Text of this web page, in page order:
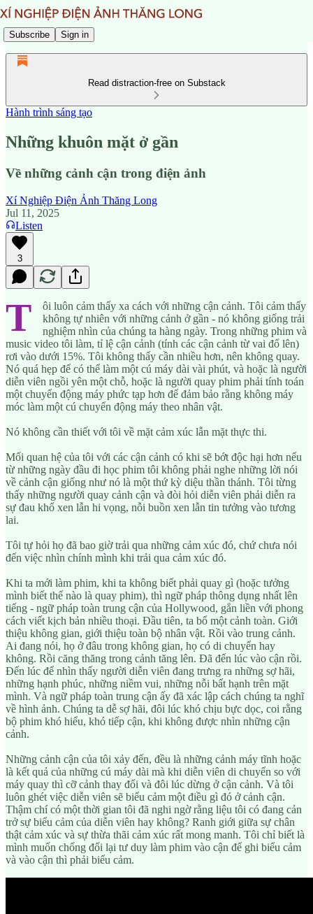
Subscribe Sign in
Read distraction-free on Substack
Hành trình sáng tạo
Những khuôn mặt ở gần
Về những cảnh cận trong điện ảnh
Xí Nghiệp Điện Ảnh Thăng Long
Jul 11, 2025
Listen
3
T
ôi luôn cảm thấy xa cách với những cận cảnh. Tôi cảm thấy
không tự nhiên với những cảnh ở gần - nó không giống trải
nghiệm nhìn của chúng ta hàng ngày. Trong những phim và
music video tôi làm, tỉ lệ cận cảnh (tính các cận cảnh từ vai đổ lên)
rơi vào dưới 15%. Tôi không thấy cần nhiều hơn, nên không quay.
Nó quá hẹp để có thể làm một cú máy dài vài phút, và hoặc là người
diễn viên ngồi yên một chỗ, hoặc là người quay phim phải tính toán
một chuyển động máy phức tạp hơn để đảm bảo rằng không máy
móc làm một cú chuyển động máy theo nhân vật.
Nó không cần thiết với tôi về mặt cảm xúc lẫn mặt thực thi.
Mối quan hệ của tôi với các cận cảnh có khi sẽ bớt độc hại hơn nếu
từ những ngày đầu đi học phim tôi không phải nghe những lời nói
về cảnh cận giống như nó là một thứ kỳ diệu thần thánh. Tôi từng
thấy những người quay cảnh cận và đòi hỏi diễn viên phải diễn ra
sự đau khổ xen lẫn hi vọng, nỗi buồn xen lẫn tin tưởng vào tương
lai.
Tôi tự hỏi họ đã bao giờ trải qua những cảm xúc đó, chứ chưa nói
đến việc nhìn chính mình khi trải qua cảm xúc đó.
Khi ta mới làm phim, khi ta không biết phải quay gì (hoặc tưởng
mình biết thế nào là quay phim), thì ngữ pháp thông dụng nhất lên
tiếng - ngữ pháp toàn trung cận của Hollywood, gắn liền với phong
cách viết kịch bản nhiều thoại. Đầu tiên, ta bổ một cảnh toàn. Giới
thiệu không gian, giới thiệu toàn bộ nhân vật. Rồi vào trung cảnh.
Ai đang nói, họ ở đâu trong không gian, họ có di chuyển hay
không. Rồi căng thăng trong cảnh tăng lên. Đã đến lúc vào cận rồi.
Đến lúc để nhìn thấy người diễn viên đang trưng ra những sợ hãi,
những hạnh phúc, những niềm vui, những nỗi bất hạnh trên mặt
mình. Và ngữ pháp toàn trung cận ấy đã xác lập cách chúng ta nghĩ
về hình ảnh. Chúng ta dễ sợ hãi, đôi lúc khó chịu bực dọc, coi rằng
bộ phim khó hiểu, khó tiếp cận, khi không được nhìn những cận
cảnh.
Những cảnh cận của tôi xảy đến, đều là những cảnh máy tĩnh hoặc
là kết quả của những cú máy dài mà khi diễn viên di chuyển so với
máy quay thì cỡ cảnh thay đổi và đôi lúc dừng ở cận cảnh. Và tôi
luôn ghét việc diễn viên sẽ biểu cảm một điều gì đó ở cảnh cận.
Thậm chí có một thời gian tôi đã nghi ngờ rằng liệu tôi có đang cản
trở sự biểu cảm của diễn viên hay không? Ranh giới giữa sự chân
thật cảm xúc và sự thừa thãi cảm xúc rất mong manh. Tôi chỉ biết là
mình muốn chống đối lại tư duy làm phim vào cận để ghi biểu cảm
và vào cận thì phải biểu cảm.